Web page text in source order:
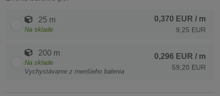
25 m
Na sklade
0,370 EUR / m
9,25 EUR
200 m
Na sklade
Vychystávame z menšieho balenia
0,296 EUR / m
59,20 EUR